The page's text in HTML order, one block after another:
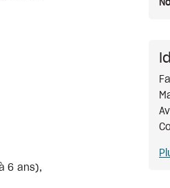
6 ans),